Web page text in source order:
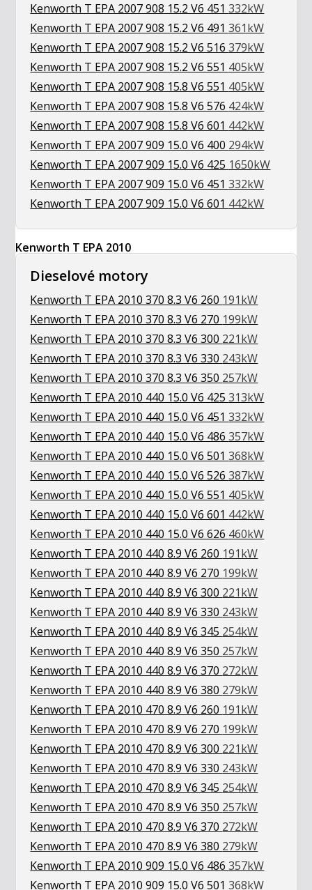
Kenworth T EPA 2007 908 15.2 V6 451332kW
Kenworth T EPA 2007 908 15.2 V6 491361kW
Kenworth T EPA 2007 908 15.2 V6 516379kW
Kenworth T EPA 2007 908 15.2 V6 551 405kW
Kenworth T EPA 2007 908 15.8 V6 551 405kW
Kenworth T EPA 2007 908 15.8 V6 576 424kW
Kenworth T EPA 2007 908 15.8 V6 601 442kW
Kenworth T EPA 2007 909 15.0 V6 400 294kW
Kenworth T EPA 2007 909 15.0 V6 425 1650kW
Kenworth T EPA 2007 909 15.0 V6 451332kW
Kenworth T EPA 2007 909 15.0 V6 601 442kW
Kenworth T EPA 2010
Dieselové motory
Kenworth T EPA 2010 370 8.3 V6 260 191kW
Kenworth T EPA 2010 370 8.3 V6 270 199kW
Kenworth T EPA 2010 370 8.3 V6 300 221kW
Kenworth T EPA 2010 370 8.3 V6 330 243kW
Kenworth T EPA 2010 370 8.3 V6 350 257kW
Kenworth T EPA 2010 440 15.0 V6 425313kW
Kenworth T EPA 2010 440 15.0 V6 451332kW
Kenworth T EPA 2010 440 15.0 V6 486357kW
Kenworth T EPA 2010 440 15.0 V6 501368kW
Kenworth T EPA 2010 440 15.0 V6 526387kW
Kenworth T EPA 2010 440 15.0 V6 551 405kW
Kenworth T EPA 2010 440 15.0 V6 601 442kW
Kenworth T EPA 2010 440 15.0 V6 626 460kW
Kenworth T EPA 2010 440 8.9 V6 260 191kW
Kenworth T EPA 2010 440 8.9 V6 270 199kW
Kenworth T EPA 2010 440 8.9 V6 300 221kW
Kenworth T EPA 2010 440 8.9 V6 330 243kW
Kenworth T EPA 2010 440 8.9 V6 345 254kW
Kenworth T EPA 2010 440 8.9 V6 350 257kW
Kenworth T EPA 2010 440 8.9 V6 370 272kW
Kenworth T EPA 2010 440 8.9 V6 380 279kW
Kenworth T EPA 2010 470 8.9 V6 260 191kW
Kenworth T EPA 2010 470 8.9 V6 270 199kW
Kenworth T EPA 2010 470 8.9 V6 300 221kW
Kenworth T EPA 2010 470 8.9 V6 330 243kW
Kenworth T EPA 2010 470 8.9 V6 345 254kW
Kenworth T EPA 2010 470 8.9 V6 350 257kW
Kenworth T EPA 2010 470 8.9 V6 370 272kW
Kenworth T EPA 2010 470 8.9 V6 380 279kW
Kenworth T EPA 2010 909 15.0 V6 486357kW
Kenworth T EPA 2010 909 15.0 V6 501368kW